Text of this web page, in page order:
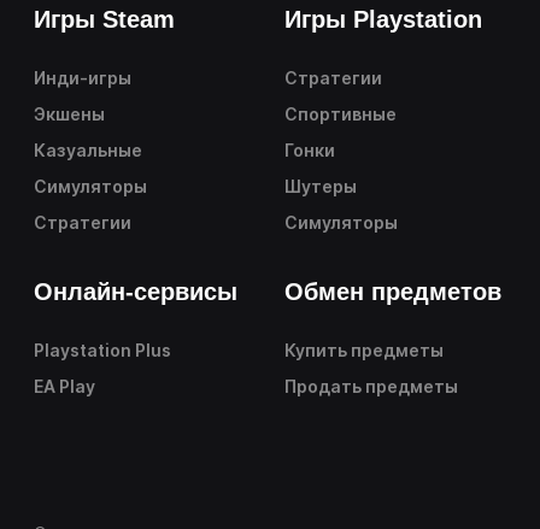
Игры Steam
Инди-игры
Экшены
Казуальные
Симуляторы
Стратегии
Игры Playstation
Стратегии
Спортивные
Гонки
Шутеры
Симуляторы
Онлайн-сервисы
Playstation Plus
EA Play
Обмен предметов
Купить предметы
Продать предметы